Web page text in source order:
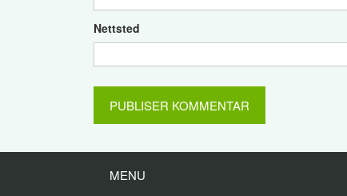
Nettsted
MENU